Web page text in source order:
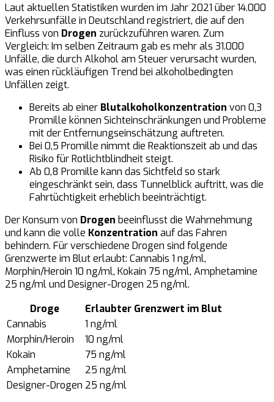
Laut aktuellen Statistiken wurden im Jahr 2021 über 14.000
Verkehrsunfälle in Deutschland registriert, die auf den
Einfluss von Drogen zurückzuführen waren. Zum
Vergleich: Im selben Zeitraum gab es mehr als 31.000
Unfälle, die durch Alkohol am Steuer verursacht wurden,
was einen rückläufigen Trend bei alkoholbedingten
Unfällen zeigt.
Bereits ab einer Blutalkoholkonzentration von 0,3
Promille können Sichteinschränkungen und Probleme
mit der Entfernungseinschätzung auftreten.
Bei 0,5 Promille nimmt die Reaktionszeit ab und das
Risiko für Rotlichtblindheit steigt.
Ab 0,8 Promille kann das Sichtfeld so stark
eingeschränkt sein, dass Tunnelblick auftritt, was die
Fahrtüchtigkeit erheblich beeinträchtigt.
Der Konsum von Drogen beeinflusst die Wahrnehmung
und kann die volle Konzentration auf das Fahren
behindern. Für verschiedene Drogen sind folgende
Grenzwerte im Blut erlaubt: Cannabis 1 ng/ml,
Morphin/Heroin 10 ng/ml, Kokain 75 ng/ml, Amphetamine
25 ng/ml und Designer-Drogen 25 ng/ml.
Droge
Erlaubter Grenzwert im Blut
Cannabis
1 ng/ml
Morphin/Heroin
10 ng/ml
Kokain
75 ng/ml
Amphetamine
25 ng/ml
Designer-Drogen 25 ng/ml